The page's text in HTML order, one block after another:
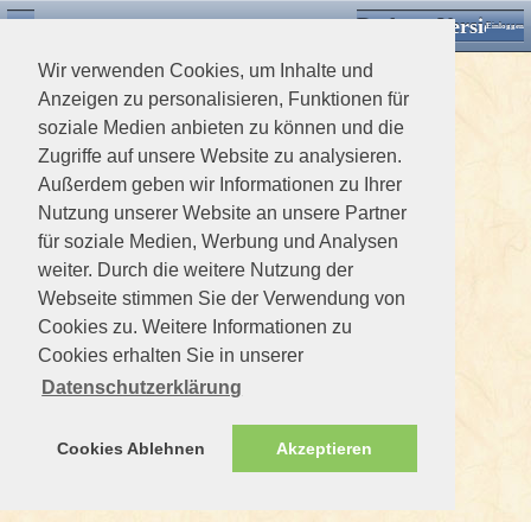
Wir verwenden Cookies, um Inhalte und
Anzeigen zu personalisieren, Funktionen für
soziale Medien anbieten zu können und die
Zugriffe auf unsere Website zu analysieren.
Außerdem geben wir Informationen zu Ihrer
Nutzung unserer Website an unsere Partner
für soziale Medien, Werbung und Analysen
weiter. Durch die weitere Nutzung der
Webseite stimmen Sie der Verwendung von
Cookies zu. Weitere Informationen zu
Cookies erhalten Sie in unserer
Datenschutzerklärung
Cookies Ablehnen Akzeptieren
Desktop VersionEinloggen